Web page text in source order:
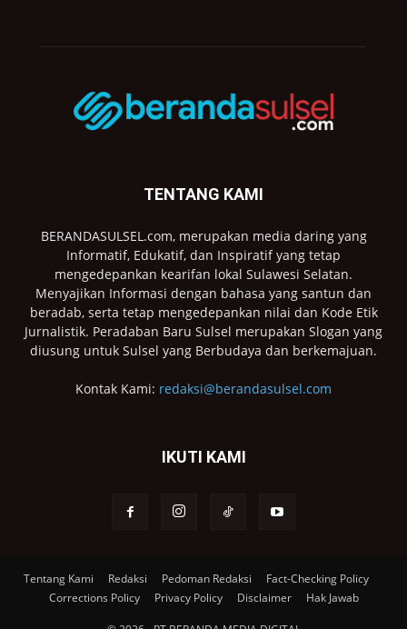
TENTANG KAMI
BERANDASULSEL.com, merupakan media daring yang
Informatif, Edukatif, dan Inspiratif yang tetap
mengedepankan kearifan lokal Sulawesi Selatan.
Menyajikan Informasi dengan bahasa yang santun dan
beradab, serta tetap mengedepankan nilai dan Kode Etik
Jurnalistik. Peradaban Baru Sulsel merupakan Slogan yang
diusung untuk Sulsel yang Berbudaya dan berkemajuan.
Kontak Kami: redaksi@berandasulsel.com
IKUTI KAMI
Tentang Kami Redaksi Pedoman Redaksi
Fact-Checking Policy
Corrections Policy
Privacy Policy Disclaimer Hak Jawab